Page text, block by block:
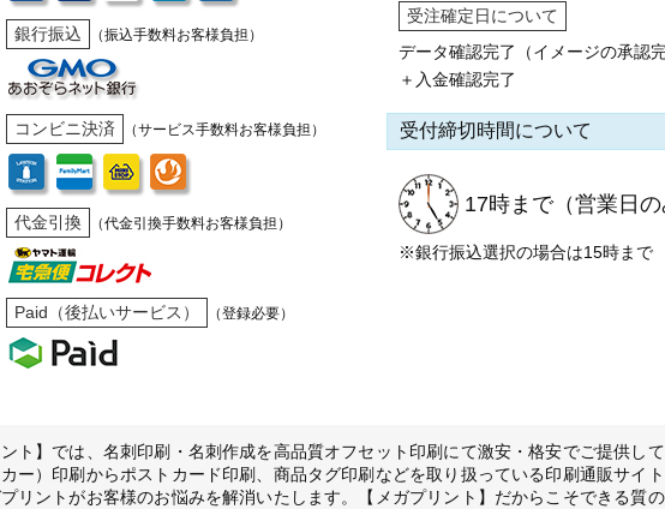
銀行振込 （振込手数料お客様負担）
コンビニ決済 （サービス手数料お客様負担）
代金引換 （代金引換手数料お客様負担）
Paid（後払いサービス） （登録必要）
受注確定日について
データ確認完了（イメージの承認完
＋入金確認完了
受付締切時間について
17時まで（営業日の
※銀行振込選択の場合は15時まで
ト】では、名刺印刷・名刺作成を高品質オフセット印刷にて激安・格安でご提供して
ー）印刷からポストカード印刷、商品タグ印刷などを取り扱っている印刷通販サイ
リントがお客様のお悩みを解消いたします。【メガプリント】だからこそできる質